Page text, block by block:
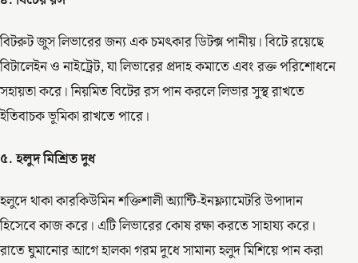
বিটরুট জুস লিভারের জন্য এক চমৎকার ডিটক্স পানীয়। বিটে রয়েছে
বিটালেইন ও নাইট্রেট, যা লিভারের প্রদাহ কমাতে এবং রক্ত পরিশোধনে
সহায়তা করে। নিয়মিত বিটের রস পান করলে লিভার সুস্থ রাখতে
ইতিবাচক ভূমিকা রাখতে পারে।
৫. হলুদ মিশ্রিত দুধ
হলুদে থাকা কারকিউমিন শক্তিশালী অ্যান্টি-ইনফ্ল্যামেটরি উপাদান
হিসেবে কাজ করে। এটি লিভারের কোষ রক্ষা করতে সাহায্য করে।
রাতে ঘুমানোর আগে হালকা গরম দুধে সামান্য হলুদ মিশিয়ে পান করা